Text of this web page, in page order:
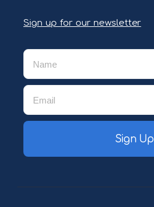
Sign up for our newsletter
Sign Up